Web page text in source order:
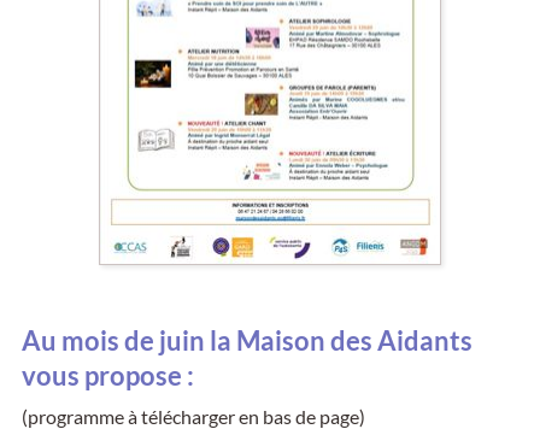
Au mois de juin la Maison des Aidants
vous propose :
(programme à télécharger en bas de page)